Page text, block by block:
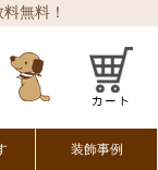
無料！
装飾事例